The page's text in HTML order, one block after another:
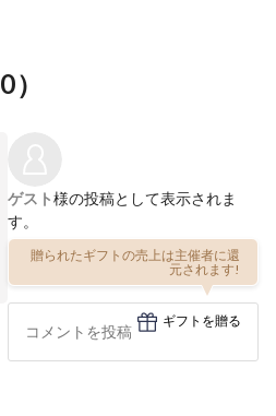
0）
ゲスト様の投稿として表示されま
す。
贈られたギフトの売上は主催者に還
元されます!
ギフトを贈る